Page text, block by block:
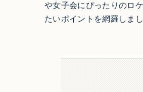
や女子会にぴったりのロ
たいポイントを網羅しまし